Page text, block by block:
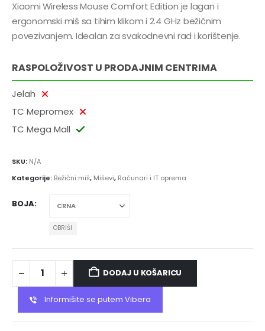
Xiaomi Wireless Mouse Comfort Edition je lagan i
ergonomski miš sa tihim klikom i 2.4 GHz bežičnim
povezivanjem. Idealan za svakodnevni rad i korištenje.
RASPOLOŽIVOST U PRODAJNIM CENTRIMA
Jelah
TC Mepromex
TC Mega Mall
SKU: N/A
Kategorije: Bežični miš, Miševi, Računari i IT oprema
BOJA
OBRIŠI
DODAJ U KOŠARICU
Informišite se putem Vibera